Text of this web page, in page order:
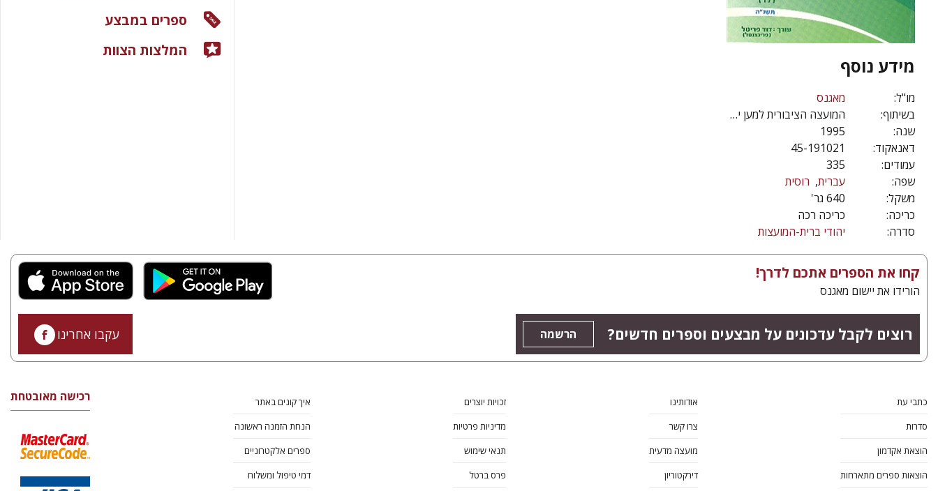
מידע נוסף
מו"ל:
מאגנס
בשיתוף:
המועצה הציבורית למען יהודי ברית-המועצות
שנה:
1995
דאנאקוד:
45-191021
עמודים:
335
שפה:
עברית רוסית
משקל:
640 גר'
כריכה:
כריכה רכה
סדרה:
יהודי ברית-המועצות
ספרים במבצע
המלצות הצוות
קחו את הספרים אתכם לדרך!
הורידו את יישום מאגנס
רוצים לקבל עדכונים על מבצעים וספרים חדשים? הרשמה עקבו אחרינו
כתבי עת
סדרות
הוצאת אקדמון
הוצאות ספרים מתארחות
אודותינו
צרו קשר
מועצה מדעית
דירקטוריון
זכויות יוצרים
מדיניות פרטיות
תנאי שימוש
פרס ברטל
איך קונים באתר
הנחת הזמנה ראשונה
ספרים אלקטרוניים
דמי טיפול ומשלוח
רכישה מאובטחת